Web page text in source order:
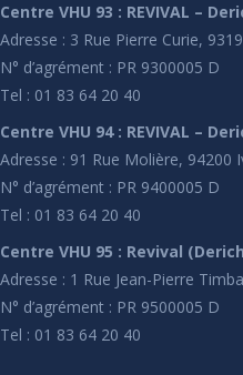
Centre VHU 93 : REVIVAL –
Adresse : 3 Rue Pierre Curie,
N° d’agrément : PR 9300005 D
Tel : 01 83 64 20 40
Centre VHU 94 : REVIVAL –
Adresse : 91 Rue Molière, 94200
N° d’agrément : PR 9400005 D
Tel : 01 83 64 20 40
Centre VHU 95 : Revival
Adresse : 1 Rue Jean-Pierre
N° d’agrément : PR 9500005 D
Tel : 01 83 64 20 40